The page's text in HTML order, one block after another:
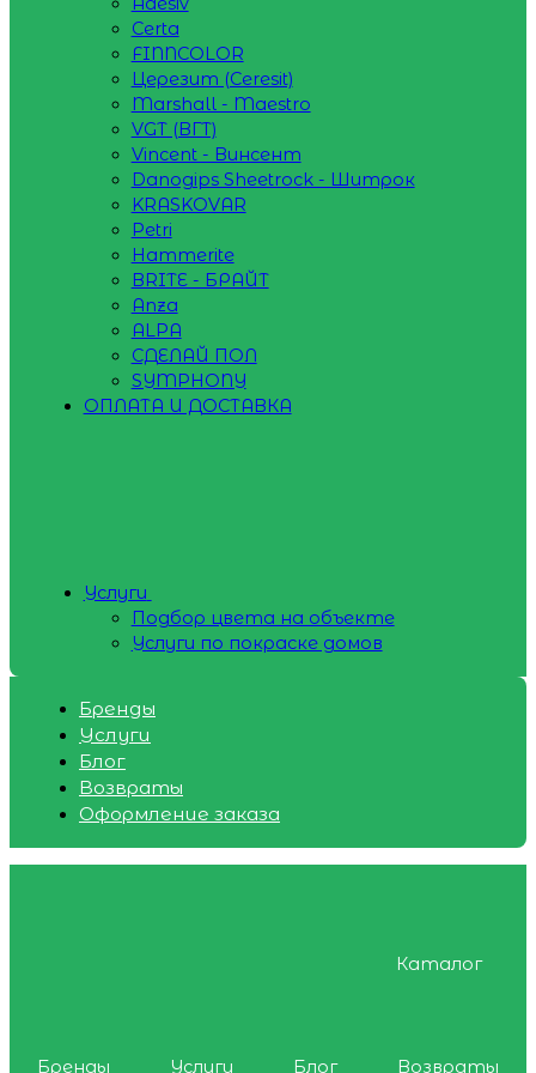
Certa
FINNCOLOR
Церезит (Ceresit)
Marshall - Maestro
VGT (ВГТ)
Vincent - Винсент
Danogips Sheetrock - Шитрок
KRASKOVAR
Petri
Hammerite
BRITE - БРАЙТ
Anza
ALPA
СДЕЛАЙ ПОЛ
SYMPHONY
ОПЛАТА И ДОСТАВКА
Услуги
Подбор цвета на объекте
Услуги по покраске домов
Бренды
Услуги
Блог
Возвраты
Оформление заказа
Каталог
Бренды Услуги Блог
Возвраты